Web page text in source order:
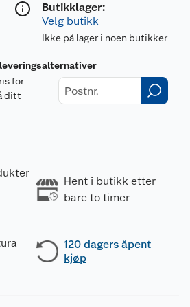
Butikklager:
Velg butikk
Ikke på lager i noen butikker
for
ditt
Hent i butikk etter
bare to timer
120 dagers åpent
kjøp